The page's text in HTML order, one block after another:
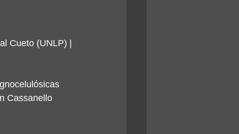
Cueto (UNLP) |
Cassanello